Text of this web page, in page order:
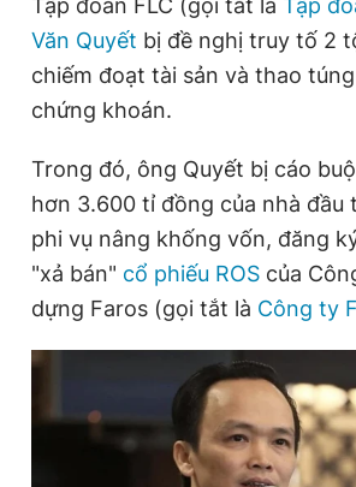
Thông tin tòa soạn Liên hệ
Đọc Thanh Niên trên điện thoại
0906 645 777
Liên hệ
0908 780
Tập đoàn FLC (gọi tắt là Tập
Văn Quyết bị đề nghị truy tố 2
chiếm đoạt tài sản và thao
chứng khoán.
Trong đó, ông Quyết bị cáo
hơn 3.600 tỉ đồng của nhà đầu
phi vụ nâng khống vốn, đăng
"xả bán" cổ phiếu ROS của
dựng Faros (gọi tắt là Công ty